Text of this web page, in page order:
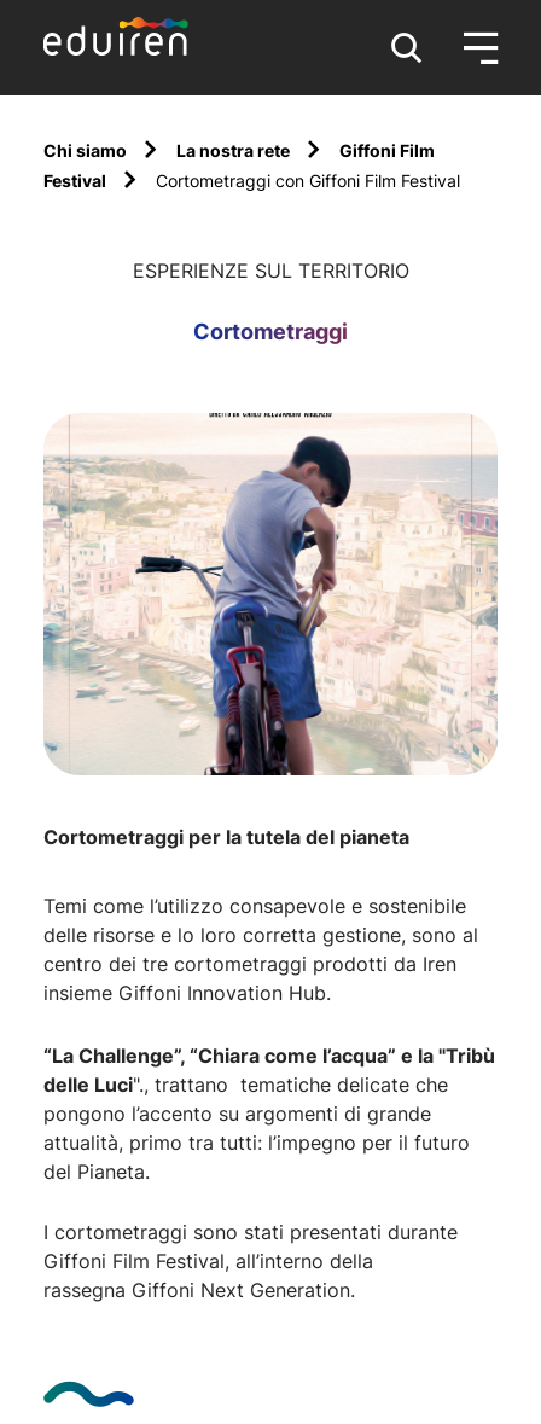
Chi siamo La nostra rete
Giffoni Film
Festival
Cortometraggi con Giffoni Film Festival
ESPERIENZE SUL TERRITORIO
Cortometraggi
Cortometraggi per la tutela del pianeta
Temi come l’utilizzo consapevole e sostenibile
delle risorse e lo loro corretta gestione, sono al
centro dei tre cortometraggi prodotti da Iren
insieme Giffoni Innovation Hub.
“La Challenge”, “Chiara come l’acqua” e la "Tribù
delle Luci"., trattano tematiche delicate che
pongono l’accento su argomenti di grande
attualità, primo tra tutti: l’impegno per il futuro
del Pianeta.
I cortometraggi sono stati presentati durante
Giffoni Film Festival, all’interno della
rassegna Giffoni Next Generation.